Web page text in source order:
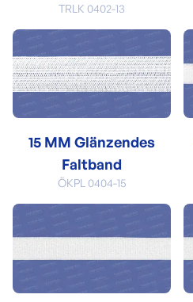
TRLK 0402-13
15 MM Glänzendes
Faltband
ÖKPL 0404-15